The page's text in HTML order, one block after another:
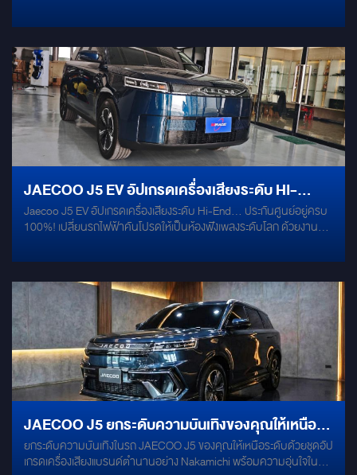
พร้อมแดมป์ทั้ง 4 บานด้วย Damp Mercury Gold เสียงใส ครบทุกราย
SUBBOX ALPINE PWE-M770 ขนาด 7 นิ้ว ซ่อนใต้เบาะแบบเนียนกริบ
พร้อมทำแผงครอบ sub อย่างดี รถเงียบขึ้น เสียงดีขึ้น ฟีลดีขึ้น… ยิ่งขับ
ยิ่งเพลิน
JAECOO J5 EV อัปเกรดเครื่องเสียงระดับ HI-
END... ประกันศูนย์อยู่ครบ 100%
Jaecoo J5 EV อัปเกรดเครื่องเสียงระดับ Hi-End... ประกันศูนย์อยู่ครบ
100%! เปลี่ยนรถไฟฟ้าคันโปรดให้เป็นห้องฟังเพลงระดับโลก ด้วยงานติด
ปลั๊กตรงรุ่น (Plug & Play) ใช้ชุดปลั๊กเฉพาะรุ่นสำหรับ Jaecoo J5 EV
สัมผัสพลังเสียงระดับตำนานจากอิตาลี: ESB AUDIO คู่หน้า: MILLE
1.6K2X (แยกชิ้น รายละเอียดกริบ) คู่หลัง: MILLE 1.6C (เติมเต็มมิติเสียง
ให้สมบูรณ์) Special Touch: เสริม Extra Ring วงแหวนสูตรพิเศษ ช่วย
โฟกัสเสียงร้องให้ "พุ่ง ชัด ลอย" เหมือนมีนักร้องมาโชว์สดๆ อยู่ตรงหน้า
คุณ! เงียบสนิท พร้อมเบสที่หนักแน่น Damping System: แดมป์ 4 ประตู
ด้วย Mercury Gold ลดเสียงรบกวนจากภายนอก และช่วยให้มวลเบสแน่น
ขึ้นอย่างชัดเจน Underseat Subwoofer: เสริมพลังย่านต่ำด้วย: ALPINE
PWE-M770 ติดตั้งซ่อนใต้เบาะแบบ Stealth ไม่เสียพื้นที่ใช้งาน แต่พลัง
เบสบอกเลยว่า... "รู้เรื่อง!"
JAECOO J5 ยกระดับความบันเทิงของคุณให้เหนือ
ระดับด้วยชุดอัปเกรดเครื่องเสียงแบรนด์ตำนานอย่าง
ยกระดับความบันเทิงในรถ JAECOO J5 ของคุณให้เหนือระดับด้วยชุดอัป
เกรดเครื่องเสียงแบรนด์ตำนานอย่าง Nakamichi พร้อมความอุ่นใจใน